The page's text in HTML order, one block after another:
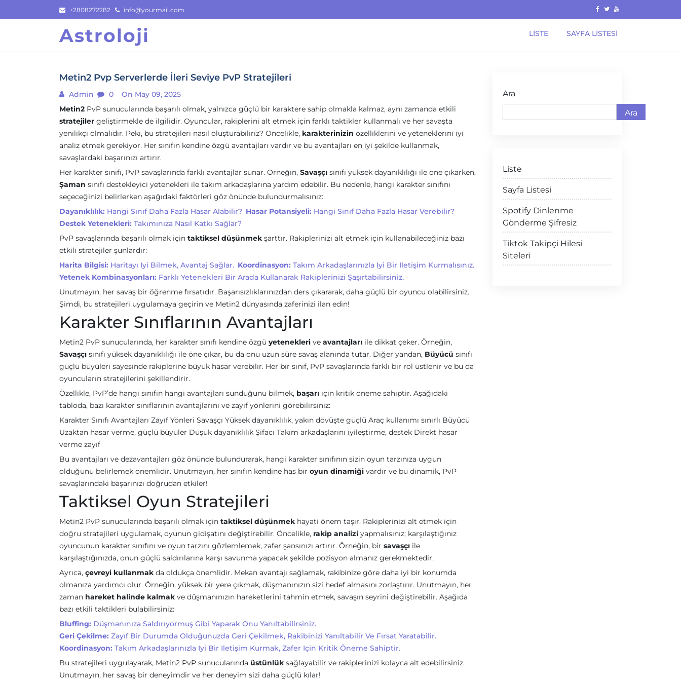
to
+2808272282 info@yourmail.com
Astroloji LISTE SAYFA LISTESI
Metin2 Pvp Serverlerde İleri Seviye PvP Stratejileri
Admin 0
On May 09, 2025
Metin2 PvP sunucularında başarılı olmak, yalnızca güçlü bir karaktere sahip olmakla kalmaz, aynı zamanda etkili
stratejiler geliştirmekle de ilgilidir. Oyuncular, rakiplerini alt etmek için farklı taktikler kullanmalı ve her savaşta
yenilikçi olmalıdır. Peki, bu stratejileri nasıl oluşturabiliriz? Öncelikle, karakterinizin özelliklerini ve yeteneklerini iyi
analiz etmek gerekiyor. Her sınıfın kendine özgü avantajları vardır ve bu avantajları en iyi şekilde kullanmak,
savaşlardaki başarınızı artırır.
Her karakter sınıfı, PvP savaşlarında farklı avantajlar sunar. Örneğin, Savaşçı sınıfı yüksek dayanıklılığı ile öne çıkarken,
Şaman sınıfı destekleyici yetenekleri ile takım arkadaşlarına yardım edebilir. Bu nedenle, hangi karakter sınıfını
seçeceğinizi belirlerken aşağıdaki faktörleri göz önünde bulundurmalısınız:
Dayanıklılık: Hangi Sınıf Daha Fazla Hasar Alabilir? Hasar Potansiyeli: Hangi Sınıf Daha Fazla Hasar Verebilir?
Destek Yetenekleri: Takımınıza Nasıl Katkı Sağlar?
PvP savaşlarında başarılı olmak için taktiksel düşünmek şarttır. Rakiplerinizi alt etmek için kullanabileceğiniz bazı
etkili stratejiler şunlardır:
Harita Bilgisi: Haritayı Iyi Bilmek, Avantaj Sağlar. Koordinasyon: Takım Arkadaşlarınızla Iyi Bir Iletişim Kurmalısınız.
Yetenek Kombinasyonları: Farklı Yetenekleri Bir Arada Kullanarak Rakiplerinizi Şaşırtabilirsiniz.
Unutmayın, her savaş bir öğrenme fırsatıdır. Başarısızlıklarınızdan ders çıkararak, daha güçlü bir oyuncu olabilirsiniz.
Şimdi, bu stratejileri uygulamaya geçirin ve Metin2 dünyasında zaferinizi ilan edin!
Karakter Sınıflarının Avantajları
Metin2 PvP sunucularında, her karakter sınıfı kendine özgü yetenekleri ve avantajları ile dikkat çeker. Örneğin,
Savaşçı sınıfı yüksek dayanıklılığı ile öne çıkar, bu da onu uzun süre savaş alanında tutar. Diğer yandan, Büyücü sınıfı
güçlü büyüleri sayesinde rakiplerine büyük hasar verebilir. Her bir sınıf, PvP savaşlarında farklı bir rol üstlenir ve bu da
oyuncuların stratejilerini şekillendirir.
Özellikle, PvP’de hangi sınıfın hangi avantajları sunduğunu bilmek, başarı için kritik öneme sahiptir. Aşağıdaki
tabloda, bazı karakter sınıflarının avantajlarını ve zayıf yönlerini görebilirsiniz:
Karakter Sınıfı Avantajları Zayıf Yönleri Savaşçı Yüksek dayanıklılık, yakın dövüşte güçlü Araç kullanımı sınırlı Büyücü
Uzaktan hasar verme, güçlü büyüler Düşük dayanıklılık Şifacı Takım arkadaşlarını iyileştirme, destek Direkt hasar
verme zayıf
Bu avantajları ve dezavantajları göz önünde bulundurarak, hangi karakter sınıfının sizin oyun tarzınıza uygun
olduğunu belirlemek önemlidir. Unutmayın, her sınıfın kendine has bir oyun dinamiği vardır ve bu dinamik, PvP
savaşlarındaki başarınızı doğrudan etkiler!
Taktiksel Oyun Stratejileri
Metin2 PvP sunucularında başarılı olmak için taktiksel düşünmek hayati önem taşır. Rakiplerinizi alt etmek için
doğru stratejileri uygulamak, oyunun gidişatını değiştirebilir. Öncelikle, rakip analizi yapmalısınız; karşılaştığınız
oyuncunun karakter sınıfını ve oyun tarzını gözlemlemek, zafer şansınızı artırır. Örneğin, bir savaşçı ile
karşılaştığınızda, onun güçlü saldırılarına karşı savunma yapacak şekilde pozisyon almanız gerekmektedir.
Ayrıca, çevreyi kullanmak da oldukça önemlidir. Mekan avantajı sağlamak, rakibinize göre daha iyi bir konumda
olmanıza yardımcı olur. Örneğin, yüksek bir yere çıkmak, düşmanınızın sizi hedef almasını zorlaştırır. Unutmayın, her
zaman hareket halinde kalmak ve düşmanınızın hareketlerini tahmin etmek, savaşın seyrini değiştirebilir. Aşağıda
bazı etkili taktikleri bulabilirsiniz:
Bluffing: Düşmanınıza Saldırıyormuş Gibi Yaparak Onu Yanıltabilirsiniz.
Geri Çekilme: Zayıf Bir Durumda Olduğunuzda Geri Çekilmek, Rakibinizi Yanıltabilir Ve Fırsat Yaratabilir.
Koordinasyon: Takım Arkadaşlarınızla Iyi Bir Iletişim Kurmak, Zafer Için Kritik Öneme Sahiptir.
Bu stratejileri uygulayarak, Metin2 PvP sunucularında üstünlük sağlayabilir ve rakiplerinizi kolayca alt edebilirsiniz.
Unutmayın, her savaş bir deneyimdir ve her deneyim sizi daha güçlü kılar!
Ara
Ara
Liste
Sayfa Listesi
Spotify Dinlenme
Gönderme Şifresiz
Tiktok Takipçi Hilesi
Siteleri